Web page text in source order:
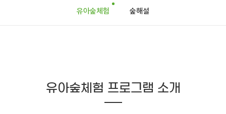
유아숲체험 숲해설
유아숲체험 프로그램 소개